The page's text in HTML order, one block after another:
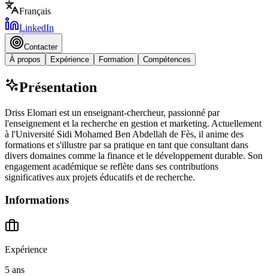
Français
LinkedIn
Contacter
À propos
Expérience Formation Compétences
Présentation
Driss Elomari est un enseignant-chercheur, passionné par
l'enseignement et la recherche en gestion et marketing. Actuellement
à l'Université Sidi Mohamed Ben Abdellah de Fès, il anime des
formations et s'illustre par sa pratique en tant que consultant dans
divers domaines comme la finance et le développement durable. Son
engagement académique se reflète dans ses contributions
significatives aux projets éducatifs et de recherche.
Informations
Expérience
5 ans